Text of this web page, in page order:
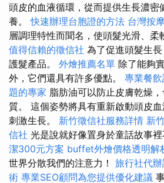
頭皮的血液循環，從而提供生長濃密
養。快速辦理台胞證的方法 台灣按
層調理特性而聞名，使頭髮光滑、柔
值得信賴的徵信社 為了促進頭髮生
護髮產品。 外燴推薦名單 除了能夠
外，它們還具有許多優點。 專業餐
題的專家 脂肪油可以防止皮膚乾燥
質。 這個姿勢將具有重新啟動頭皮
刺激生長。 新竹徵信社服務詳情 新
信社 光是說就好像置身於童話故事裡
潔300元方案 buffet外燴價格透明解
世界分散我們的注意力！ 旅行社代
術 專業SEO顧問為您提供優化建議